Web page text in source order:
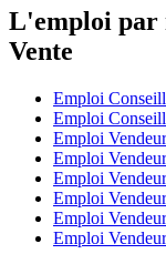
L'emploi par
Vente
Emploi
Emploi
Emploi
Emploi
Emploi
Emploi
Emploi
Emploi